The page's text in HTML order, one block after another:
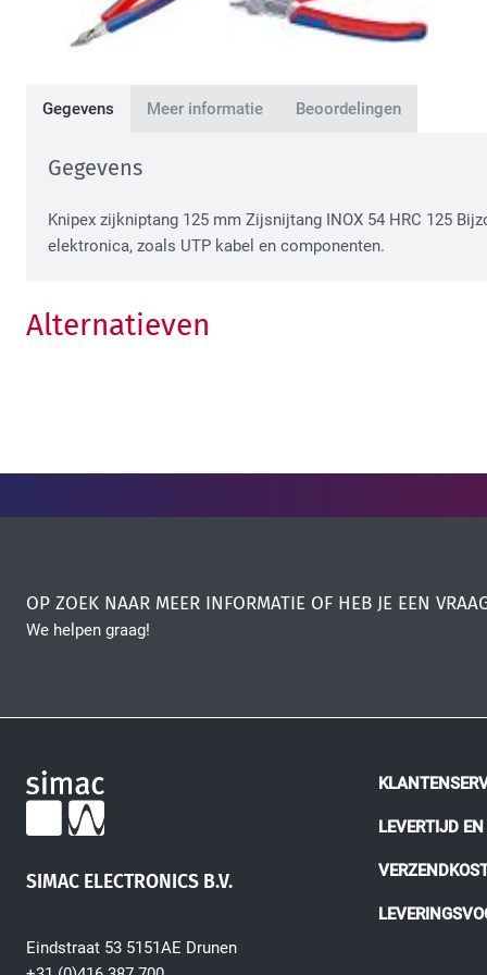
Gegevens Meer informatie Beoordelingen
Gegevens
Knipex zijkniptang 125 mm Zijsnijtang INOX 54 HRC 125
elektronica, zoals UTP kabel en componenten.
Alternatieven
OP ZOEK NAAR MEER INFORMATIE OF HEB JE EEN
We helpen graag!
SIMAC ELECTRONICS B.V.
Eindstraat 53 5151AE Drunen
LEVERTIJD